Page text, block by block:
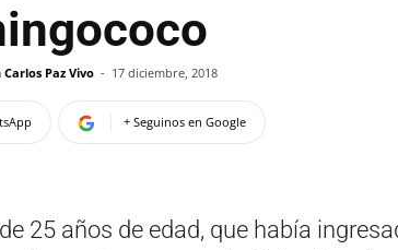
Paz Vivo - 17 diciembre, 2018
+ Seguinos en Google
25 años de edad, que había